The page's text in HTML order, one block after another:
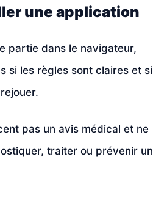
une application
partie dans le navigateur,
si les règles sont claires et si
pas un avis médical et ne
traiter ou prévenir un